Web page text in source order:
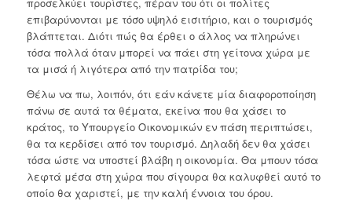
επιβαρύνονται με τόσο υψηλό εισιτήριο, και ο τουρισμός
βλάπτεται. Διότι πώς θα έρθει ο άλλος να πληρώνει
τόσα πολλά όταν μπορεί να πάει στη γείτονα χώρα με
τα μισά ή λιγότερα από την πατρίδα του;
Θέλω να πω, λοιπόν, ότι εάν κάνετε μία διαφοροποίηση
πάνω σε αυτά τα θέματα, εκείνα που θα χάσει το
κράτος, το Υπουργείο Οικονομικών εν πάση περιπτώσει,
θα τα κερδίσει από τον τουρισμό. Δηλαδή δεν θα χάσει
τόσα ώστε να υποστεί βλάβη η οικονομία. Θα μπουν τόσα
λεφτά μέσα στη χώρα που σίγουρα θα καλυφθεί αυτό το
οποίο θα χαριστεί, με την καλή έννοια του όρου.